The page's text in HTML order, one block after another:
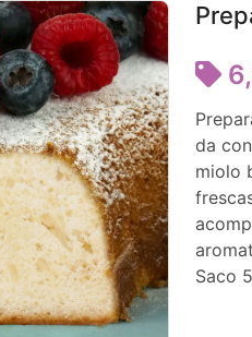
da
miolo
Saco